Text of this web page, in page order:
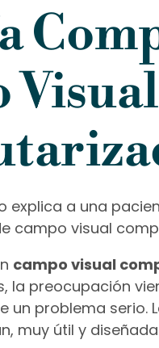
Visual
campo visual
la preocupación
un problema
muy útil y